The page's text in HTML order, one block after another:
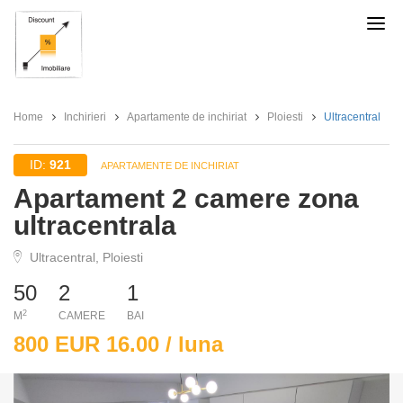
Discount
Imobiliare
Home Inchirieri Apartamente de inchiriat Ploiesti Ultracentral
ID: 921 APARTAMENTE DE INCHIRIAT
Apartament 2 camere zona
ultracentrala
Ultracentral, Ploiesti
50
M 2
2
CAMERE
1
BAI
800 EUR 16.00 / luna